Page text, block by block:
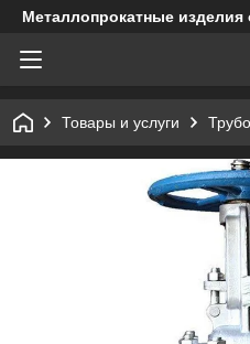
Металлопрокатные изделия
Товары и услуги